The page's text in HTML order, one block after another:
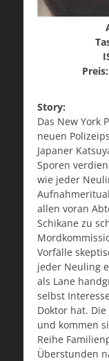
Preis:
Story:
Das New York
neuen
Japaner
Sporen
wie jeder
allen voran
Schikane zu
Vorfälle
jeder Neuling
als Lane
selbst
Doktor hat.
und kommen
Reihe
Überstunden